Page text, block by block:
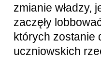
zmianie władzy,
zaczęły
których zostanie
uczniowskich